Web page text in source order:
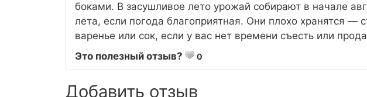
боками. В засушливое лето урожай собирают в начале
лета, если погода благоприятная. Они плохо хранятся —
варенье или сок, если у вас нет времени съесть или
Это полезный отзыв?
0
Добавить отзыв